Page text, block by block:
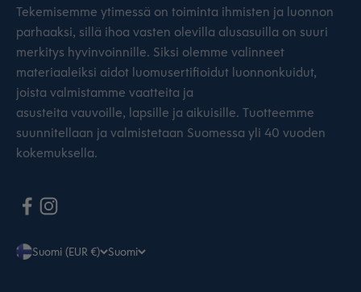
Tekemisemme ytimessä on toiminta ihmisten ja luonnon
parhaaksi, sillä ihoa vasten olevilla alusasuilla on suuri
merkitys hyvinvoinnille. Siksi olemme valinneet
materiaaleiksi aidot luomusertifioidut luonnonkuidut,
joista valmistamme vaatteita ja
asusteita vauvoille, lapsille ja aikuisille. Tuotteemme
suunnitellaan ja valmistetaan Suomessa yli 40 vuoden
kokemuksella.
Suomi (EUR €) Suomi